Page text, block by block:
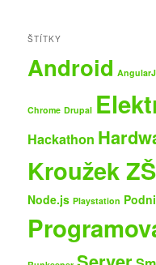
ŠTÍTKY
Android
Chrome Drupal
Hackathon
Kroužek
Node.js Playstation